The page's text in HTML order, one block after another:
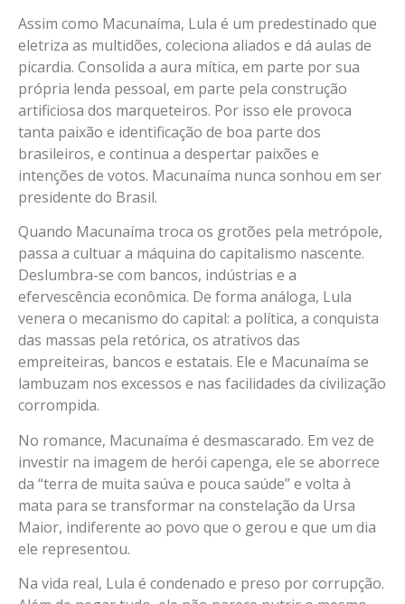
Assim como Macunaíma, Lula é um predestinado que
eletriza as multidões, coleciona aliados e dá aulas de
picardia. Consolida a aura mítica, em parte por sua
própria lenda pessoal, em parte pela construção
artificiosa dos marqueteiros. Por isso ele provoca
tanta paixão e identificação de boa parte dos
brasileiros, e continua a despertar paixões e
intenções de votos. Macunaíma nunca sonhou em ser
presidente do Brasil.
Quando Macunaíma troca os grotões pela metrópole,
passa a cultuar a máquina do capitalismo nascente.
Deslumbra-se com bancos, indústrias e a
efervescência econômica. De forma análoga, Lula
venera o mecanismo do capital: a política, a conquista
das massas pela retórica, os atrativos das
empreiteiras, bancos e estatais. Ele e Macunaíma se
lambuzam nos excessos e nas facilidades da civilização
corrompida.
No romance, Macunaíma é desmascarado. Em vez de
investir na imagem de herói capenga, ele se aborrece
da “terra de muita saúva e pouca saúde” e volta à
mata para se transformar na constelação da Ursa
Maior, indiferente ao povo que o gerou e que um dia
ele representou.
Na vida real, Lula é condenado e preso por corrupção.